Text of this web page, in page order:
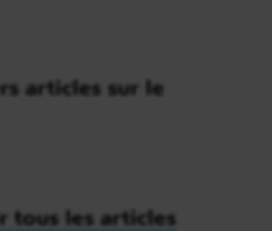
articles sur le
tous les articles